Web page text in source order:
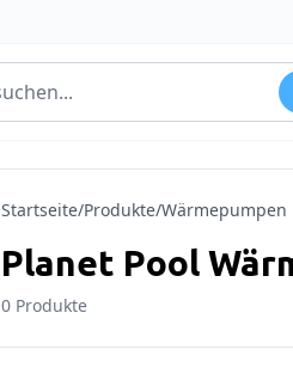
Startseite/Produkte/
Planet Pool
0 Produkte